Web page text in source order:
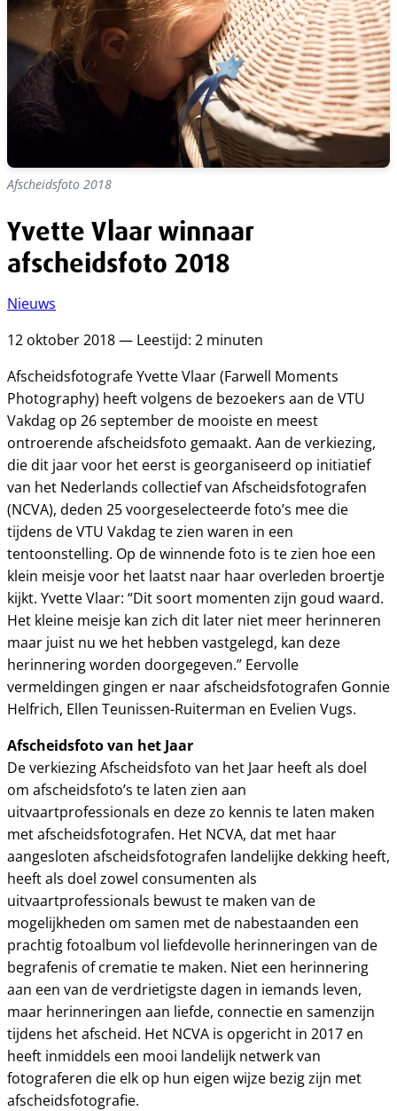
Afscheidsfoto 2018
Yvette Vlaar winnaar
afscheidsfoto 2018
Nieuws
12 oktober 2018 — Leestijd: 2 minuten
Afscheidsfotografe Yvette Vlaar (Farwell Moments
Photography) heeft volgens de bezoekers aan de VTU
Vakdag op 26 september de mooiste en meest
ontroerende afscheidsfoto gemaakt. Aan de verkiezing,
die dit jaar voor het eerst is georganiseerd op initiatief
van het Nederlands collectief van Afscheidsfotografen
(NCVA), deden 25 voorgeselecteerde foto’s mee die
tijdens de VTU Vakdag te zien waren in een
tentoonstelling. Op de winnende foto is te zien hoe een
klein meisje voor het laatst naar haar overleden broertje
kijkt. Yvette Vlaar: “Dit soort momenten zijn goud waard.
Het kleine meisje kan zich dit later niet meer herinneren
maar juist nu we het hebben vastgelegd, kan deze
herinnering worden doorgegeven.” Eervolle
vermeldingen gingen er naar afscheidsfotografen Gonnie
Helfrich, Ellen Teunissen-Ruiterman en Evelien Vugs.
Afscheidsfoto van het Jaar
De verkiezing Afscheidsfoto van het Jaar heeft als doel
om afscheidsfoto’s te laten zien aan
uitvaartprofessionals en deze zo kennis te laten maken
met afscheidsfotografen. Het NCVA, dat met haar
aangesloten afscheidsfotografen landelijke dekking heeft,
heeft als doel zowel consumenten als
uitvaartprofessionals bewust te maken van de
mogelijkheden om samen met de nabestaanden een
prachtig fotoalbum vol liefdevolle herinneringen van de
begrafenis of crematie te maken. Niet een herinnering
aan een van de verdrietigste dagen in iemands leven,
maar herinneringen aan liefde, connectie en samenzijn
tijdens het afscheid. Het NCVA is opgericht in 2017 en
heeft inmiddels een mooi landelijk netwerk van
fotograferen die elk op hun eigen wijze bezig zijn met
afscheidsfotografie.